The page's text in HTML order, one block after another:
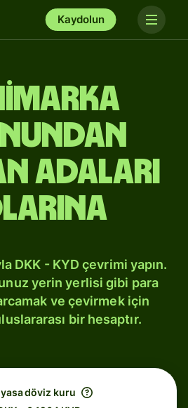
Kaydolun
Adaları
DKK - KYD çevrimi yapın.
yerin yerlisi gibi para
ve çevirmek için
bir hesaptır.
döviz kuru